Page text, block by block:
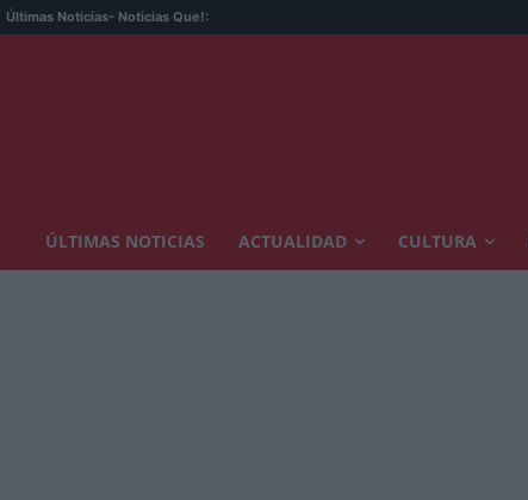
Últimas Noticias- Noticias Que!:
ÚLTIMAS NOTICIAS ACTUALIDAD CULTURA